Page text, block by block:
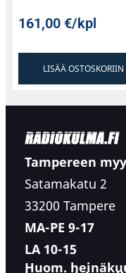
161,00€/kpl
LISÄÄ OSTOSKORIIN
Tampereen
Satamakatu 2
33200 Tampere
MA-PE 9-17
LA 10-15
Huom.